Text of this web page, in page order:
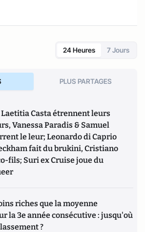
24 Heures 7 Jours
PLUS PARTAGES
Laetitia Casta étrennent leurs
Vanessa Paradis & Samuel
le leur; Leonardo di Caprio
fait du brukini, Cristiano
fils; Suri ex Cruise joue du
riches que la moyenne
la 3e année consécutive : jusqu'où
?